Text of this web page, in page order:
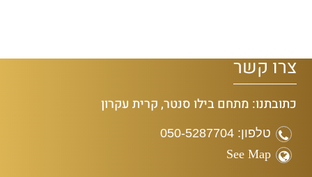
צרו קשר
כתובתנו: מתחם בילו סנטר, קרית עקרון
טלפון: 050-5287704
See Map